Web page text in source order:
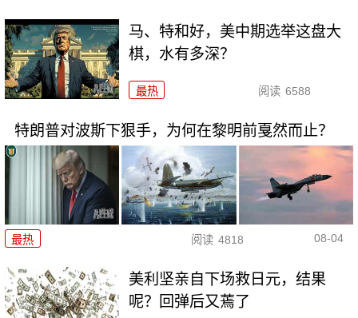
马、特和好，美中期选举这盘大
棋，水有多深？
最热 阅读 6588
特朗普对波斯下狠手，为何在黎明前戛然而止？
最热 阅读 4818 08-04
美利坚亲自下场救日元，结果
呢？回弹后又蔫了